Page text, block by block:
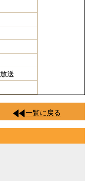
送
一覧に戻る